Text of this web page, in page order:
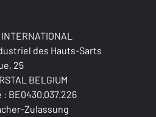
des Hauts-Sarts
25
BELGIUM
: BE0430.037.226
Zulassung